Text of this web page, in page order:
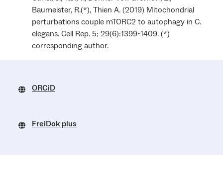
Baumeister, R.(*), Thien A. (2019) Mitochondrial
perturbations couple mTORC2 to autophagy in C.
elegans. Cell Rep. 5; 29(6):1399-1409. (*)
corresponding author.
ORCiD
FreiDok plus